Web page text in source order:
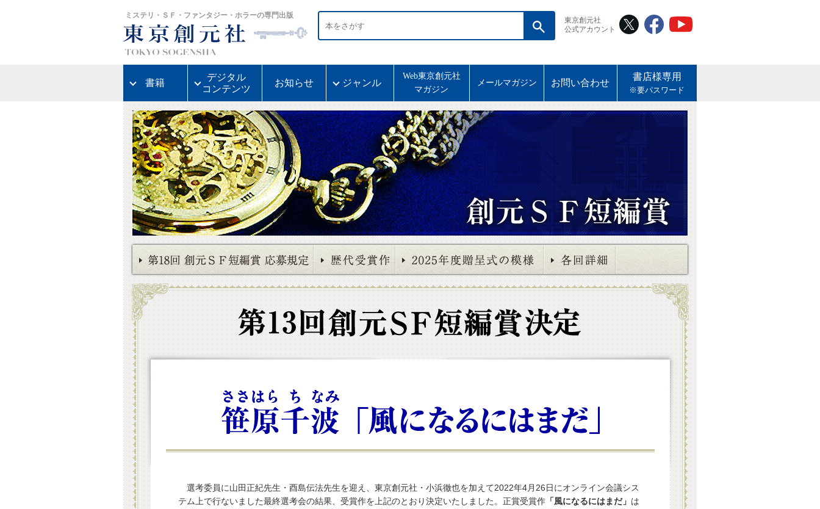
ミステリ・ＳＦ・ファンタジー・ホラーの専門出版
東京創元社
公式アカウント
書籍
デジタル
コンテンツ
お知らせ ジャンル
Web東京創元社
マガジン
メールマガジン お問い合わせ
書店様専用
※要パスワード
選考委員に山田正紀先生・酉島伝法先生を迎え、東京創元社・小浜徹也を加えて2022年4月26日にオンライン会議シス
テム上で行ないました最終選考会の結果、受賞作を上記のとおり決定いたしました。正賞受賞作 「風になるにはまだ」 は